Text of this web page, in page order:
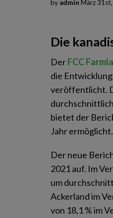
by admin März
Die
DerFCC
die
veröffentlicht.
bietet der
Jahr ermöglicht.
Der neue
2021 auf. Im
um
Ackerland im
von 18,1 % im